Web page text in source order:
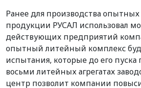
Ранее для производства
продукции РУСАЛ использовал
действующих предприятий
опытный литейный комплекс
испытания, которые до его пуска
восьми литейных агрегатах
центр позволит компании